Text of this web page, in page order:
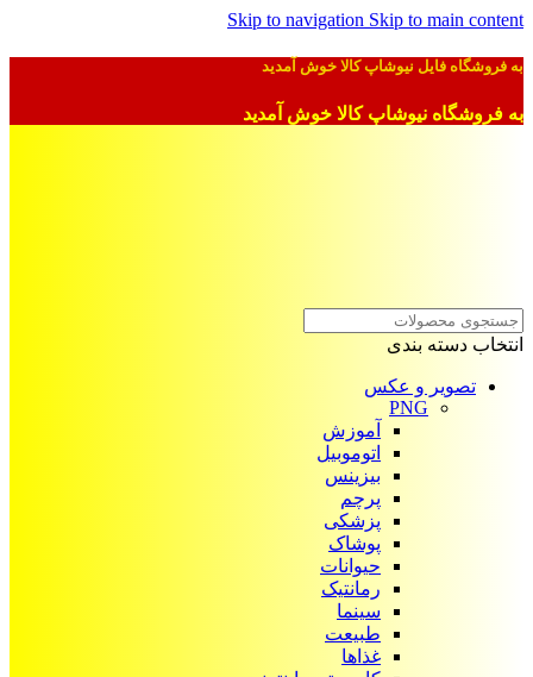
Skip to navigation Skip to main content
به فروشگاه فایل نیوشاپ کالا خوش آمدید
به فروشگاه نیوشاپ کالا خوش آمدید
انتخاب دسته بندی
تصویر و عکس
PNG
آموزش
اتوموبیل
بیزینس
پرچم
پزشکی
پوشاک
حیوانات
رمانتیک
سینما
طبیعت
غذاها